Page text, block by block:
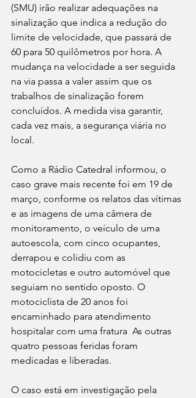
(SMU) irão realizar adequações na
sinalização que indica a redução do
limite de velocidade, que passará de
60 para 50 quilômetros por hora. A
mudança na velocidade a ser seguida
na via passa a valer assim que os
trabalhos de sinalização forem
concluídos. A medida visa garantir,
cada vez mais, a segurança viária no
local.
Como a Rádio Catedral informou, o
caso grave mais recente foi em 19 de
março, conforme os relatos das vítimas
e as imagens de uma câmera de
monitoramento, o veículo de uma
autoescola, com cinco ocupantes,
derrapou e colidiu com as
motocicletas e outro automóvel que
seguiam no sentido oposto. O
motociclista de 20 anos foi
encaminhado para atendimento
hospitalar com uma fratura  As outras
quatro pessoas feridas foram
medicadas e liberadas.
O caso está em investigação pela